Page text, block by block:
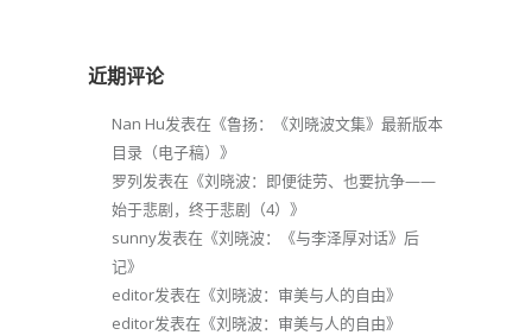
近期评论
Nan Hu发表在《鲁扬：《刘晓波文集》最新版本
目录（电子稿） 》
罗列发表在《刘晓波：即便徒劳、也要抗争——
始于悲剧，终于悲剧（4） 》
sunny发表在《刘晓波：《与李泽厚对话》后
记》
editor发表在《刘晓波：审美与人的自由》
editor发表在《刘晓波：审美与人的自由》